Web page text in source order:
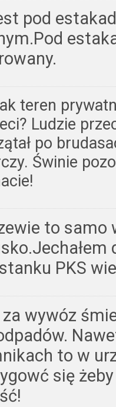
pod
teren
Ludzie
po
Świnie
to samo
PKS
za wywóz
to w
się